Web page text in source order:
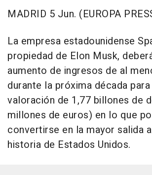
MADRID 5 Jun. (EUROPA
La empresa estadounidense
propiedad de Elon Musk,
aumento de ingresos de al
durante la próxima década
valoración de 1,77 billones de
millones de euros) en lo que
convertirse en la mayor salida
historia de Estados Unidos.